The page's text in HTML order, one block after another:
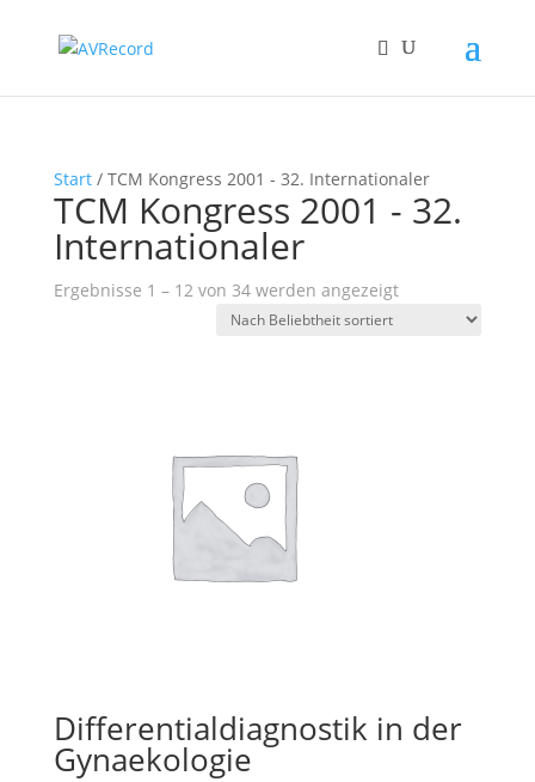
Start/ TCM Kongress 2001 - 32. Internationaler
TCM Kongress 2001 - 32.
Internationaler
Ergebnisse 1 – 12 von 34 werden angezeigtNach
Beliebtheit
Differentialdiagnostik in der
Gynaekologie